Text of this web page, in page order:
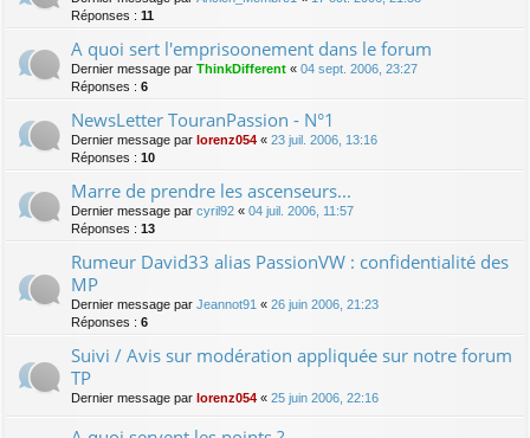
Réponses : 11
A quoi sert l'emprisoonement dans le forum
Dernier message par ThinkDifferent « 04 sept. 2006, 23:27
Réponses : 6
NewsLetter TouranPassion - N°1
Dernier message par lorenz054 « 23 juil. 2006, 13:16
Réponses : 10
Marre de prendre les ascenseurs...
Dernier message par cyril92 « 04 juil. 2006, 11:57
Réponses : 13
Rumeur David33 alias PassionVW : confidentialité des
MP
Dernier message par Jeannot91 « 26 juin 2006, 21:23
Réponses : 6
Suivi / Avis sur modération appliquée sur notre forum
TP
Dernier message par lorenz054 « 25 juin 2006, 22:16